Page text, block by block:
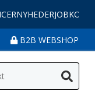
NYHEDERJOB
B2B WEBSHOP